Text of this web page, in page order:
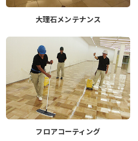
大理石メンテナンス
フロアコーティング